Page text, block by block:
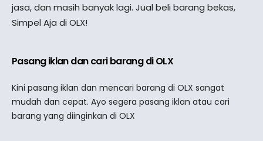
jasa, dan masih banyak lagi. Jual beli barang bekas,
Simpel Aja di OLX!
Pasang iklan dan cari barang di OLX
Kini pasang iklan dan mencari barang di OLX sangat
mudah dan cepat. Ayo segera pasang iklan atau cari
barang yang diinginkan di OLX